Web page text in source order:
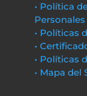
• Política
Personales
• Políticas
•
• Políticas
• Mapa del